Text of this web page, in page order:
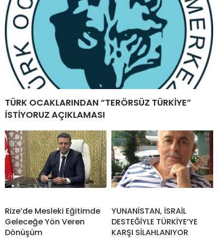
TÜRK OCAKLARINDAN “TERÖRSÜZ TÜRKİYE”
İSTİYORUZ AÇIKLAMASI
Rize’de Mesleki Eğitimde
Geleceğe Yön Veren
Dönüşüm
YUNANİSTAN, İSRAİL
DESTEĞİYLE TÜRKİYE’YE
KARŞI SİLAHLANIYOR